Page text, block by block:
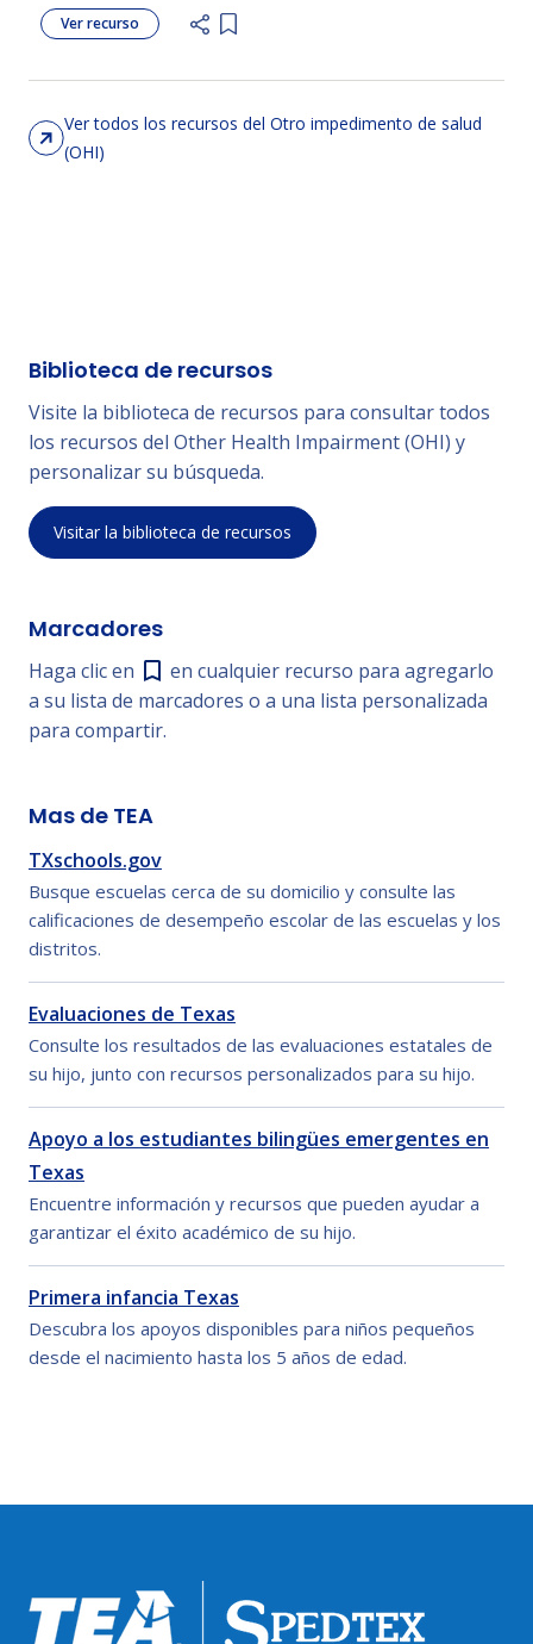
maestros pueden
utilizar para adaptarse a
Ver recurso
Add item to list
Ver todos los recursos del Otro impedimento de salud
(OHI)
Biblioteca de recursos
Visite la biblioteca de recursos para consultar todos
los recursos del Other Health Impairment (OHI) y
personalizar su búsqueda.
Visitar la biblioteca de recursos
Marcadores
Haga clic en
en cualquier recurso para agregarlo
a su lista de marcadores o a una lista personalizada
para compartir.
Mas de TEA
TXschools.gov
Busque escuelas cerca de su domicilio y consulte las
calificaciones de desempeño escolar de las escuelas y los
distritos.
Evaluaciones de Texas
Consulte los resultados de las evaluaciones estatales de
su hijo, junto con recursos personalizados para su hijo.
Apoyo a los estudiantes bilingües emergentes en
Texas
Encuentre información y recursos que pueden ayudar a
garantizar el éxito académico de su hijo.
Primera infancia Texas
Descubra los apoyos disponibles para niños pequeños
desde el nacimiento hasta los 5 años de edad.